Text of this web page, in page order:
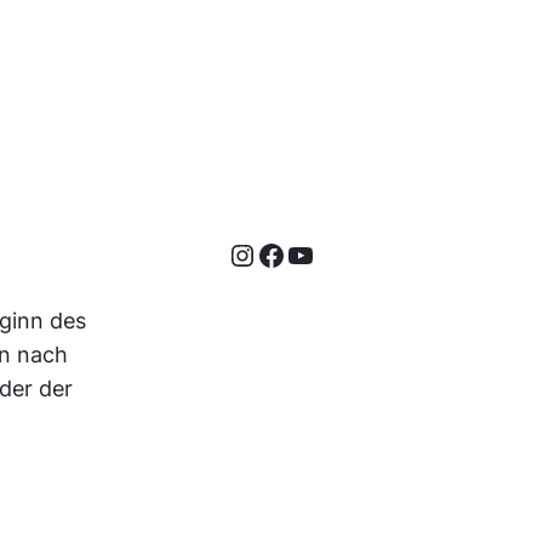
des
nach
der
Instagram Facebook YouTube